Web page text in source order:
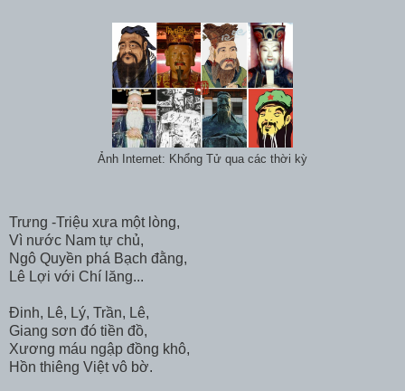
Ảnh Internet: Khổng Tử qua các thời kỳ
Trưng -Triệu xưa một lòng,
Vì nước Nam tự chủ,
Ngô Quyền phá Bạch đằng,
Lê Lợi với Chí lăng...
Đinh, Lê, Lý, Trần, Lê,
Giang sơn đó tiền đồ,
Xương máu ngập đồng khô,
Hồn thiêng Việt vô bờ.